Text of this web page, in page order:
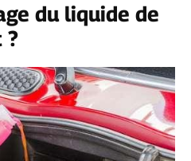
du liquide de
?